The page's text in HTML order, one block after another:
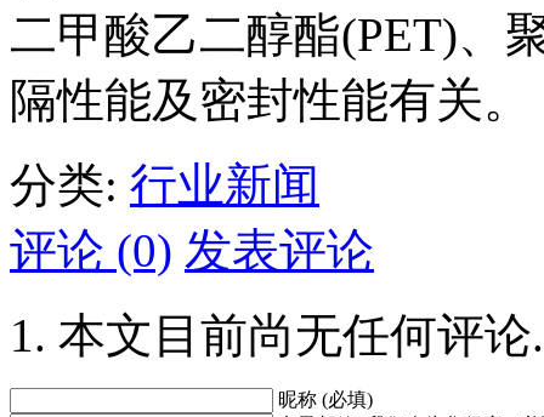
二甲酸乙二醇酯(PET)、
隔性能及密封性能有关。
分类: 行业新闻
评论 (0) 发表评论
本文目前尚无任何评论.
昵称 (必填)